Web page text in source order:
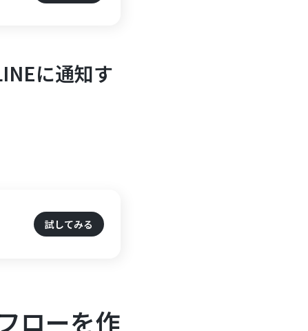
に通知す
試してみる
ローを作